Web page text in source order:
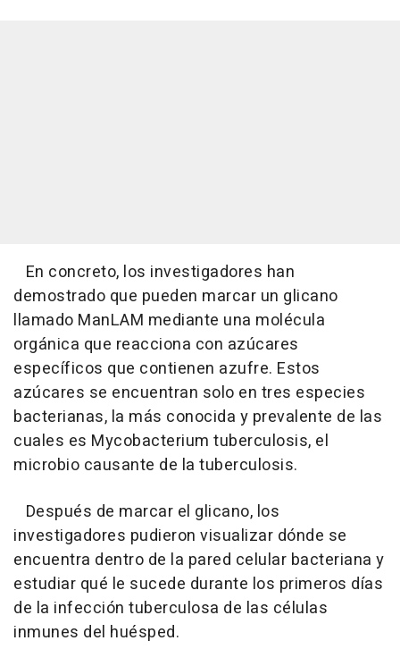
En concreto, los investigadores han
demostrado que pueden marcar un glicano
llamado ManLAM mediante una molécula
orgánica que reacciona con azúcares
específicos que contienen azufre. Estos
azúcares se encuentran solo en tres especies
bacterianas, la más conocida y prevalente de las
cuales es Mycobacterium tuberculosis, el
microbio causante de la tuberculosis.
Después de marcar el glicano, los
investigadores pudieron visualizar dónde se
encuentra dentro de la pared celular bacteriana y
estudiar qué le sucede durante los primeros días
de la infección tuberculosa de las células
inmunes del huésped.